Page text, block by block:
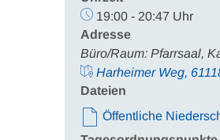
19:00 - 20:47 Uhr
Adresse
Büro/Raum: Pfarrsaal,
Harheimer Weg,
Dateien
Öffentliche